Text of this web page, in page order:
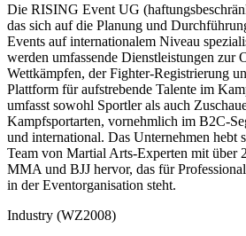
Die RISING Event UG
das sich auf die Planung und
Events auf internationalem Niveau
werden umfassende Dienstleistungen zur
Wettkämpfen, der Fighter-Registrierung
Plattform für aufstrebende Talente im
umfasst sowohl Sportler als auch
Kampfsportarten, vornehmlich im B2C-
und international. Das Unternehmen hebt
Team von Martial Arts-Experten mit über
MMA und BJJ hervor, das für
in der Eventorganisation steht.
Industry (WZ2008)